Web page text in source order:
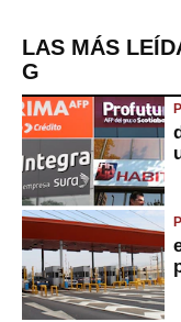
LAS MÁS
G